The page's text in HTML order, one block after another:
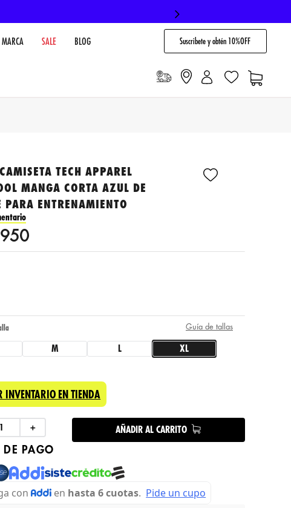
MARCA SALE BLOG Suscribete y obtén 10%OFF
TECH APPAREL
MANGA CORTA AZUL DE
PARA ENTRENAMIENTO
950
M L XL
Guía de tallas
INVENTARIO EN TIENDA
＋ AÑADIR AL CARRITO
DE PAGO